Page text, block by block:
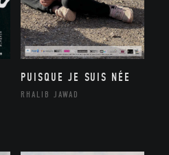
PUISQUE JE SUIS NÉE
RHALIB JAWAD